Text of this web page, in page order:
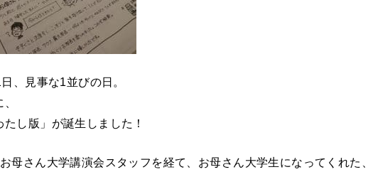
、見事な1並びの日。
たし版」が誕生しました！
母さん大学講演会スタッフを経て、お母さん大学生になってくれた、